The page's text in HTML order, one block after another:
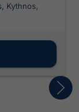
Kythnos,